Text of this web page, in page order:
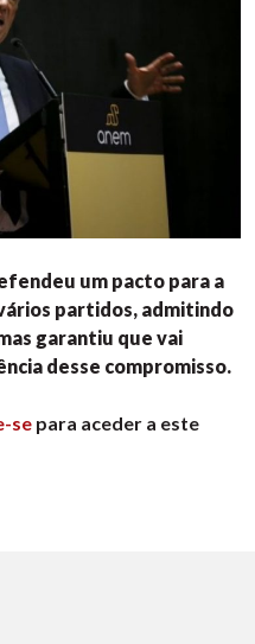
um pacto para a
partidos, admitindo
garantiu que vai
desse compromisso.
se para aceder a este